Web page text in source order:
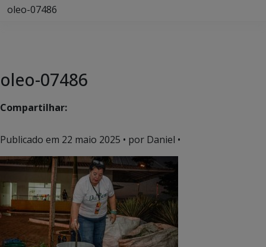
oleo-07486
oleo-07486
Compartilhar:
Publicado em 22 maio 2025 • por Daniel •